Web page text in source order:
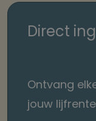
Direct
Ontvang
jouw